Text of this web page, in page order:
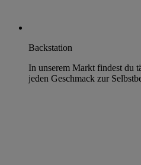
Backstation
In unserem Markt findest du
jeden Geschmack zur